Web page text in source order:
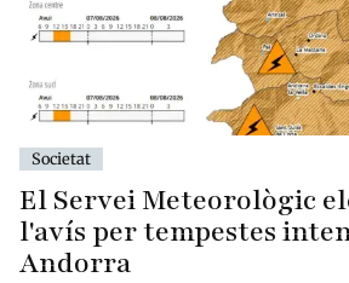
Societat
El Servei Meteorològic
l'avís per tempestes
Andorra